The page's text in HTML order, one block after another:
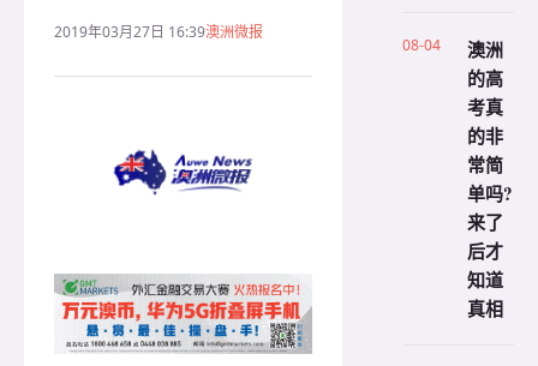
2019年03月27日 16:39澳洲微报
08-04
澳洲
的高
考真
的非
常简
单吗?
来了
后才
知道
真相